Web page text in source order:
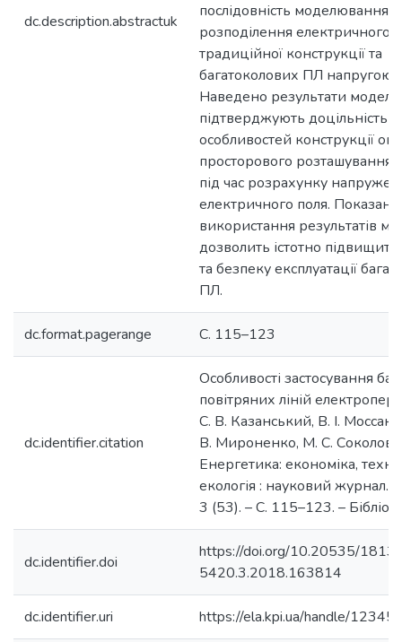
dc.description.abstractuk
послідовність моделювання
розподілення електричного
традиційної конструкції та
багатоколових ПЛ напругою
Наведено результати
підтверджують доцільність
особливостей конструкції
просторового розташування
під час розрахунку
електричного поля.
використання результатів
дозволить істотно підвищити
та безпеку експлуатації
ПЛ.
dc.format.pagerange С. 115–123
dc.identifier.citation
Особливості застосування
повітряних ліній
С. В. Казанський, В. І.
В. Мироненко, М. С. Соколов
Енергетика: економіка,
екологія : науковий журнал.
3 (53). – С. 115–123. –
dc.identifier.doi
https://doi.org/10.20535/1813-
5420.3.2018.163814
dc.identifier.uri https://ela.kpi.ua/handle/